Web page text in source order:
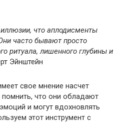
что аплодисменты
часто бывают просто
ритуала, лишенного глубины и
Эйнштейн
свое мнение насчет
что они обладают
и могут вдохновлять
этот инструмент с